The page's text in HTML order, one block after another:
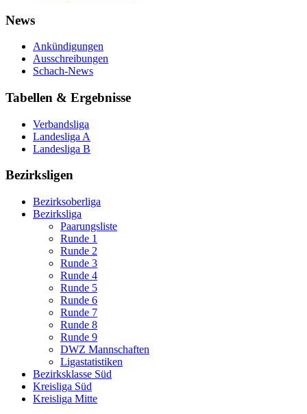
News
Ankündigungen
Ausschreibungen
Schach-News
Tabellen & Ergebnisse
Verbandsliga
Landesliga A
Landesliga B
Bezirksligen
Bezirksoberliga
Bezirksliga
Paarungsliste
Runde 1
Runde 2
Runde 3
Runde 4
Runde 5
Runde 6
Runde 7
Runde 8
Runde 9
DWZ Mannschaften
Ligastatistiken
Bezirksklasse Süd
Kreisliga Süd
Kreisliga Mitte